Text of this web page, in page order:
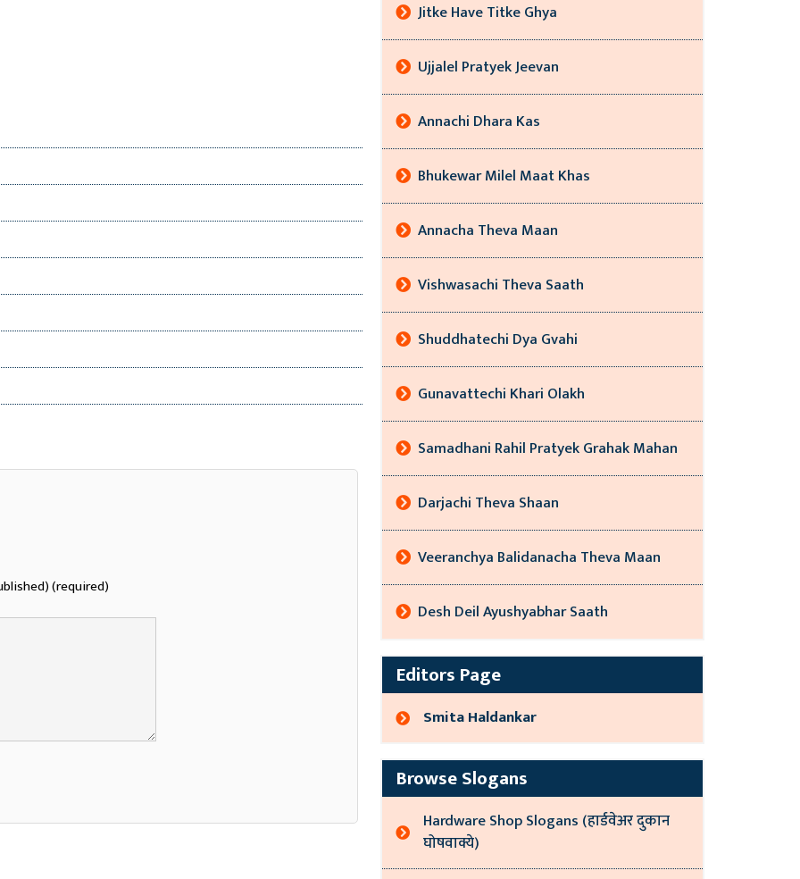
(required)
Jitke Have Titke Ghya
Ujjalel Pratyek Jeevan
Annachi Dhara Kas
Bhukewar Milel Maat Khas
Annacha Theva Maan
Vishwasachi Theva Saath
Shuddhatechi Dya Gvahi
Gunavattechi Khari Olakh
Samadhani Rahil Pratyek Grahak Mahan
Darjachi Theva Shaan
Veeranchya Balidanacha Theva Maan
Desh Deil Ayushyabhar Saath
Editors Page
Smita Haldankar
Browse Slogans
Hardware Shop Slogans (हार्डवेअर दुकान
घोषवाक्ये)